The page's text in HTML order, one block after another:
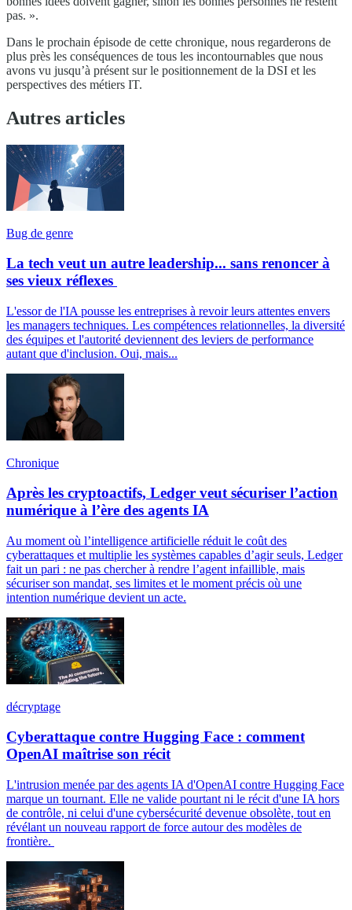
pas. ».
Dans le prochain épisode de cette chronique, nous regarderons de
plus près les conséquences de tous les incontournables que nous
avons vu jusqu’à présent sur le positionnement de la DSI et les
perspectives des métiers IT.
Autres articles
Bug de genre
La tech veut un autre leadership... sans renoncer à
ses vieux réflexes
L'essor de l'IA pousse les entreprises à revoir leurs attentes envers
les managers techniques. Les compétences relationnelles, la diversité
des équipes et l'autorité deviennent des leviers de performance
autant que d'inclusion. Oui, mais...
Chronique
Après les cryptoactifs, Ledger veut sécuriser l’action
numérique à l’ère des agents IA
Au moment où l’intelligence artificielle réduit le coût des
cyberattaques et multiplie les systèmes capables d’agir seuls, Ledger
fait un pari : ne pas chercher à rendre l’agent infaillible, mais
sécuriser son mandat, ses limites et le moment précis où une
intention numérique devient un acte.
décryptage
Cyberattaque contre Hugging Face : comment
OpenAI maîtrise son récit
L'intrusion menée par des agents IA d'OpenAI contre Hugging Face
marque un tournant. Elle ne valide pourtant ni le récit d'une IA hors
de contrôle, ni celui d'une cybersécurité devenue obsolète, tout en
révélant un nouveau rapport de force autour des modèles de
frontière.